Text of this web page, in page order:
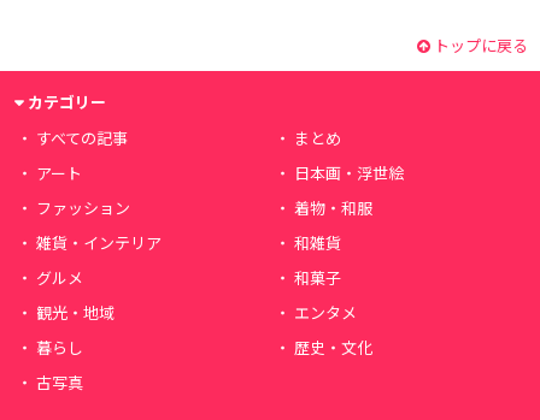
トップに戻る
カテゴリー
すべての記事
まとめ
アート
日本画・浮世絵
ファッション
着物・和服
雑貨・インテリア
和雑貨
グルメ
和菓子
観光・地域
エンタメ
暮らし
歴史・文化
古写真